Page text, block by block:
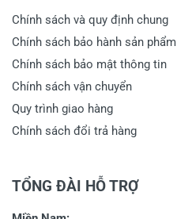
Chính sách và quy định chung
Chính sách bảo hành sản phẩm
Chính sách bảo mật thông tin
Chính sách vận chuyển
Quy trình giao hàng
Chính sách đổi trả hàng
TỔNG ĐÀI HỖ TRỢ